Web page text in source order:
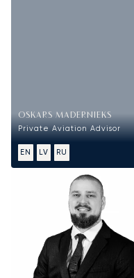
OSKARS MADERNIEKS
Private Aviation Advisor
EN LV RU